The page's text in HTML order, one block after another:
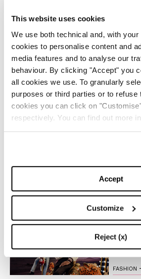
This website uses cookies
We use both technical and, with
cookies to personalise content and
media features and to analyse our
behaviour. By clicking "Accept" you
all cookies we use. To granularly
purposes or third parties or to refuse
cookies you can click on
respectively. You can find out more
Accept
Customize
Reject (x)
La
nostra
perfetti
Il trend
magico
Anche
Vuitton
del
FASHION